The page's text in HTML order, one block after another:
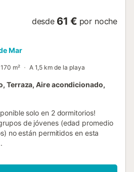
desde 61 € por noche
Mar
170 m² A 1,5 km de la playa
Terraza, Aire acondicionado,
solo en 2 dormitorios!
de jóvenes (edad promedio
no están permitidos en esta